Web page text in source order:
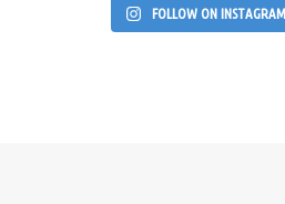
FOLLOW ON